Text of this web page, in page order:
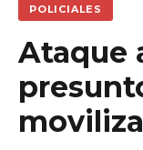
POLICIALES
Ataque